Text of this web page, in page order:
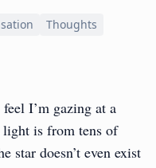
Thoughts
I’m gazing at a
light is from tens of
star doesn’t even exist